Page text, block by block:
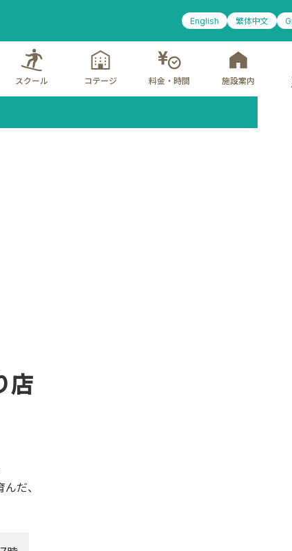
スクール コテージ 料金・時間 施設案内
English 繁体中文
店
だ、